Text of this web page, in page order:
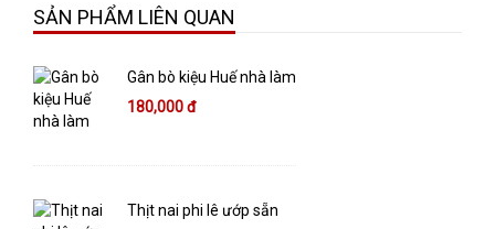
SẢN PHẨM LIÊN QUAN
Gân bò kiệu Huế nhà làm
180,000 đ
Thịt nai phi lê ướp sẵn